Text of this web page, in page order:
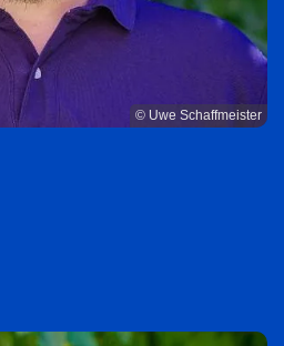
© Uwe Schaffmeister